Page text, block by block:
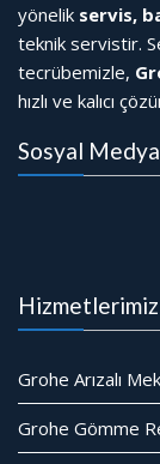
yönelik servis,
teknik servistir.
tecrübemizle,
hızlı ve kalıcı
Sosyal Medya
Hizmetlerimiz
Grohe Arızalı
Grohe Gömme